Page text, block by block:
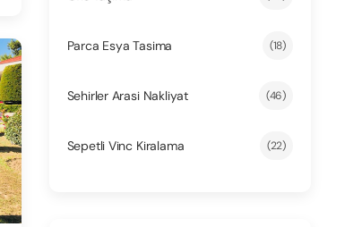
Parca Esya Tasima (18)
Sehirler Arasi Nakliyat (46)
Sepetli Vinc Kiralama (22)